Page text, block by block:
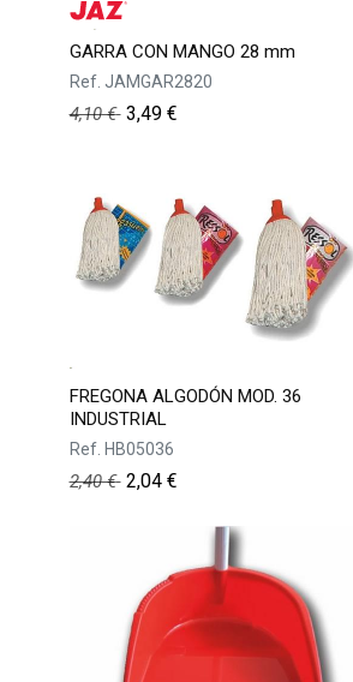
GARRA CON MANGO 28 mm
Ref. JAMGAR2820
4,10€ 3,49€
FREGONA ALGODÓN MOD. 36
INDUSTRIAL
Ref. HB05036
2,40€ 2,04€